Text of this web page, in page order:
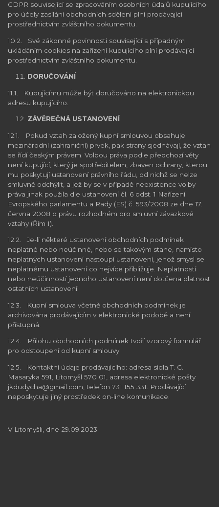
GDPR související se zpracováním osobních údajů kupujícího
pro účely zasílání obchodních sdělení plní prodávající
prostřednictvím zvláštního dokumentu.
10.2. Své zákonné povinnosti související s případným
ukládáním cookies na zařízení kupujícího plní prodávající
prostřednictvím zvláštního dokumentu.
DORUČOVÁNÍ
11.1. Kupujícímu může být doručováno na elektronickou
adresu kupujícího.
ZÁVĚREČNÁ USTANOVENÍ
12.1. Pokud vztah založený kupní smlouvou obsahuje
mezinárodní (zahraniční) prvek, pak strany sjednávají, že vztah
se řídí českým právem. Volbou práva podle předchozí věty
není kupující, který je spotřebitelem, zbaven ochrany, kterou
mu poskytují ustanovení právního řádu, od nichž se nelze
smluvně odchýlit, a jež by se v případě neexistence volby
práva jinak použila dle ustanovení čl. 6 odst. 1 Nařízení
Evropského parlamentu a Rady (ES) č. 593/2008 ze dne 17.
června 2008 o právu rozhodném pro smluvní závazkové
vztahy (Řím I).
12.2. Je-li některé ustanovení obchodních podmínek
neplatné nebo neúčinné, nebo se takovým stane, namísto
neplatných ustanovení nastoupí ustanovení, jehož smysl se
neplatnému ustanovení co nejvíce přibližuje. Neplatností
nebo neúčinností jednoho ustanovení není dotčena platnost
ostatních ustanovení.
12.3. Kupní smlouva včetně obchodních podmínek je
archivována prodávajícím v elektronické podobě a není
přístupná.
12.4. Přílohu obchodních podmínek tvoří vzorový formulář
pro odstoupení od kupní smlouvy.
12.5. Kontaktní údaje prodávajícího: adresa sídla T. G.
Masaryka 591, Litomyšl 570 01, adresa elektronické pošty
jkdudycha@gmail.com, telefon 731 155 331. Prodávající
neposkytuje jiný prostředek on-line komunikace.
V Litomyšli, dne 29.09.2023